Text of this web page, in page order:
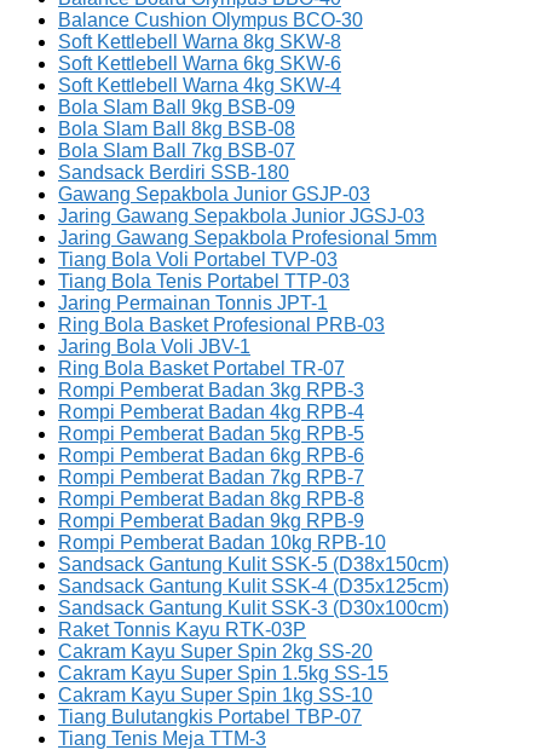
Balance Cushion Olympus BCO-30
Soft Kettlebell Warna 8kg SKW-8
Soft Kettlebell Warna 6kg SKW-6
Soft Kettlebell Warna 4kg SKW-4
Bola Slam Ball 9kg BSB-09
Bola Slam Ball 8kg BSB-08
Bola Slam Ball 7kg BSB-07
Sandsack Berdiri SSB-180
Gawang Sepakbola Junior GSJP-03
Jaring Gawang Sepakbola Junior JGSJ-03
Jaring Gawang Sepakbola Profesional 5mm
Tiang Bola Voli Portabel TVP-03
Tiang Bola Tenis Portabel TTP-03
Jaring Permainan Tonnis JPT-1
Ring Bola Basket Profesional PRB-03
Jaring Bola Voli JBV-1
Ring Bola Basket Portabel TR-07
Rompi Pemberat Badan 3kg RPB-3
Rompi Pemberat Badan 4kg RPB-4
Rompi Pemberat Badan 5kg RPB-5
Rompi Pemberat Badan 6kg RPB-6
Rompi Pemberat Badan 7kg RPB-7
Rompi Pemberat Badan 8kg RPB-8
Rompi Pemberat Badan 9kg RPB-9
Rompi Pemberat Badan 10kg RPB-10
Sandsack Gantung Kulit SSK-5 (D38x150cm)
Sandsack Gantung Kulit SSK-4 (D35x125cm)
Sandsack Gantung Kulit SSK-3 (D30x100cm)
Raket Tonnis Kayu RTK-03P
Cakram Kayu Super Spin 2kg SS-20
Cakram Kayu Super Spin 1.5kg SS-15
Cakram Kayu Super Spin 1kg SS-10
Tiang Bulutangkis Portabel TBP-07
Tiang Tenis Meja TTM-3